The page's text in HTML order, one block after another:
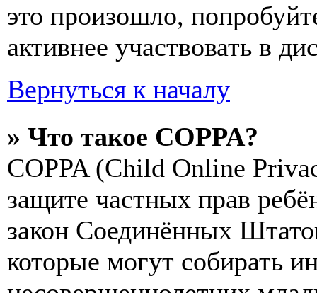
это произошло,
активнее участвовать в
Вернуться к началу
» Что такое COPPA?
COPPA (Child Online
защите частных прав
закон Соединённых
которые могут собирать